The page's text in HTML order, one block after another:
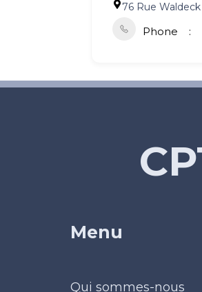
76 Rue
Phone
Menu
Qui sommes-nous